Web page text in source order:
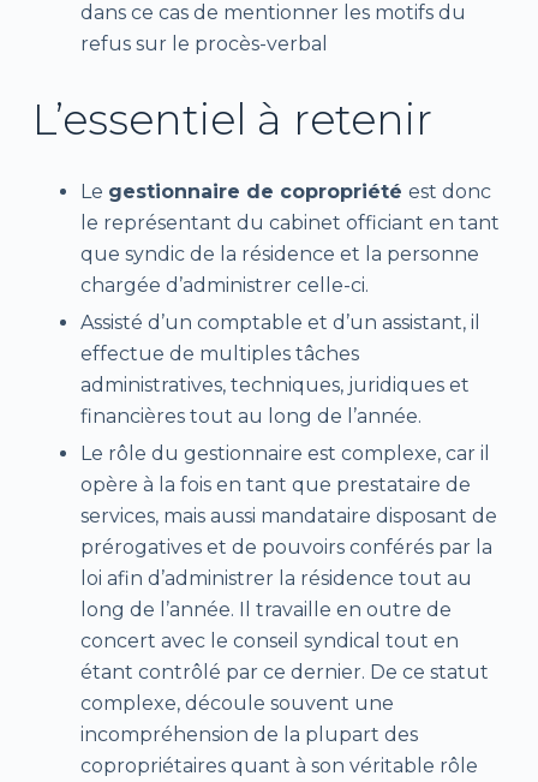
dans ce cas de mentionner les motifs du
refus sur le procès-verbal
L’essentiel à retenir
Le gestionnaire de copropriété est donc
le représentant du cabinet officiant en tant
que syndic de la résidence et la personne
chargée d’administrer celle-ci.
Assisté d’un comptable et d’un assistant, il
effectue de multiples tâches
administratives, techniques, juridiques et
financières tout au long de l’année.
Le rôle du gestionnaire est complexe, car il
opère à la fois en tant que prestataire de
services, mais aussi mandataire disposant de
prérogatives et de pouvoirs conférés par la
loi afin d’administrer la résidence tout au
long de l’année. Il travaille en outre de
concert avec le conseil syndical tout en
étant contrôlé par ce dernier. De ce statut
complexe, découle souvent une
incompréhension de la plupart des
copropriétaires quant à son véritable rôle